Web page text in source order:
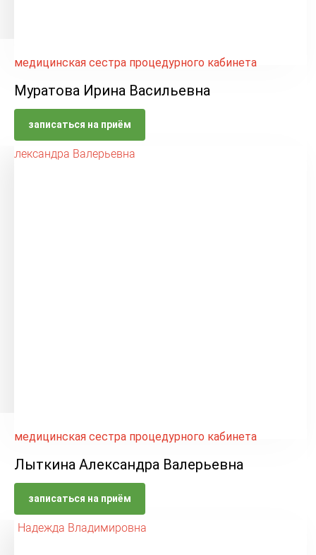
медицинская сестра процедурного кабинета
Муратова Ирина Васильевна
записаться на приём
медицинская сестра процедурного кабинета
Лыткина Александра Валерьевна
записаться на приём